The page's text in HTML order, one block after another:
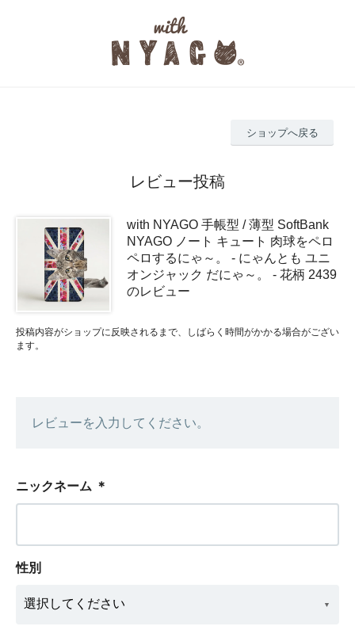
ショップへ戻る
レビュー投稿
with NYAGO 手帳型 / 薄型 SoftBank
NYAGO ノート キュート 肉球をペロ
ペロするにゃ～。 - にゃんとも ユニ
オンジャック だにゃ～。 - 花柄 2439
のレビュー
投稿内容がショップに反映されるまで、しばらく時間がかかる場合がござい
ます。
レビューを入力してください。
ニックネーム ＊
性別